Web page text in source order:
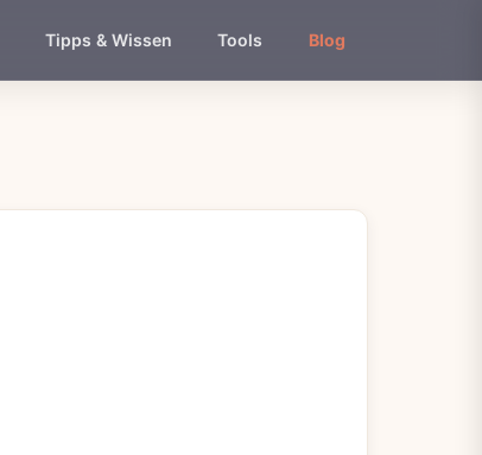
Tipps & Wissen Tools Blog